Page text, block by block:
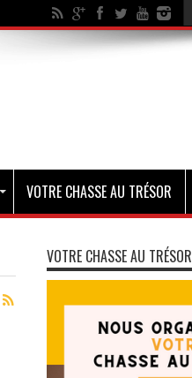
VOTRE CHASSE AU TRÉSOR
VOTRE CHASSE AU TRÉSOR